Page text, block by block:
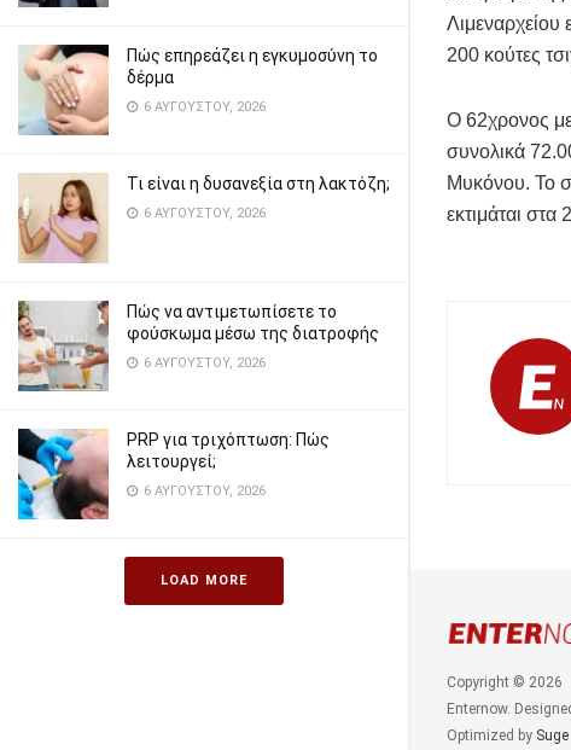
Πώς επηρεάζει η εγκυμοσύνη το
δέρμα
6 ΑΥΓΟΎΣΤΟΥ, 2026
Τι είναι η δυσανεξία στη λακτόζη;
6 ΑΥΓΟΎΣΤΟΥ, 2026
Πώς να αντιμετωπίσετε το
φούσκωμα μέσω της διατροφής
6 ΑΥΓΟΎΣΤΟΥ, 2026
PRP για τριχόπτωση: Πώς
λειτουργεί;
6 ΑΥΓΟΎΣΤΟΥ, 2026
LOAD MORE
Λιμεναρχείου
200 κούτες
Ο 62χρονος
συνολικά
Μυκόνου. Το
εκτιμάται
Copyright © 2026
Enternow.
Optimized by Suge